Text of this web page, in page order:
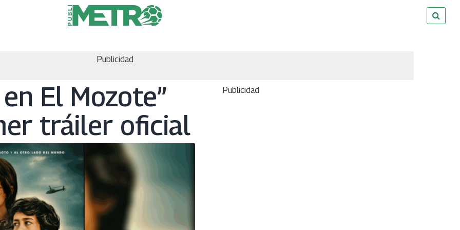
Publicidad
El Mozote”
tráiler oficial
Publicidad